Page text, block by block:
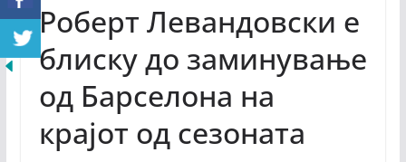
Роберт Левандовски е
блиску до заминување
од Барселона на
крајот од сезоната